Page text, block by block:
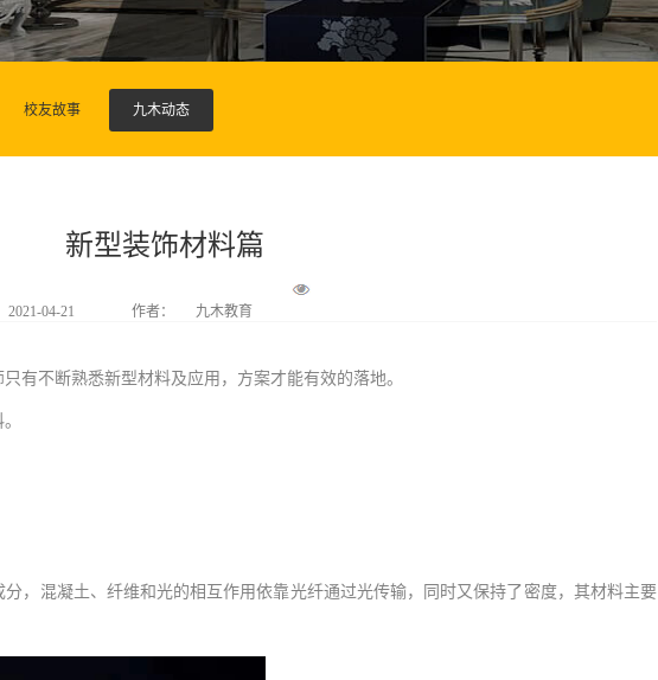
校友故事 九木动态
新型装饰材料篇
2021-04-21 作者： 九木教育
有不断熟悉新型材料及应用，方案才能有效的落地。
，混凝土、纤维和光的相互作用依靠光纤通过光传输，同时又保持了密度，其材料主要